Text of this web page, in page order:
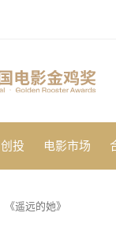
创投 电影市场
《遥远的她》